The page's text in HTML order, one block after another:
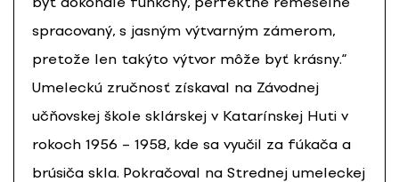
spracovaný, s jasným výtvarným zámerom,
pretože len takýto výtvor môže byť krásny.“
Umeleckú zručnosť získaval na Závodnej
učňovskej škole sklárskej v Katarínskej Huti v
rokoch 1956 – 1958, kde sa vyučil za fúkača a
brúsiča skla. Pokračoval na Strednej umeleckej